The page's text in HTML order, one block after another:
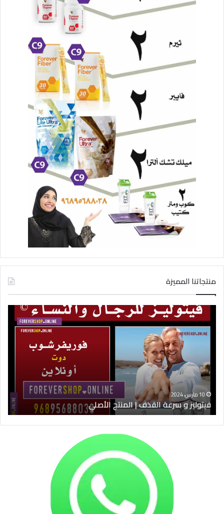
منتجاتنا المميزة
فيتوليز
سرعة
القذف
المنتج
الأصلي
10 مارس، 2024
فيتوليز و سرعة القذف | المنتج الأصلي